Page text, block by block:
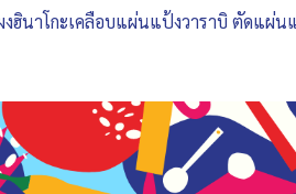
ฮินาโกะเคลือบแผ่นแป้งวาราบิ ตัดแผ่น